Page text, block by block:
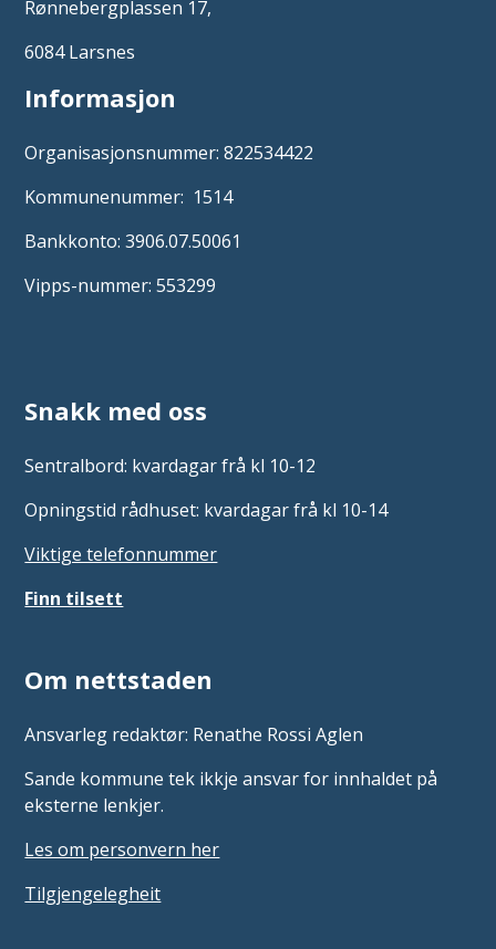
Rønnebergplassen 17,
6084 Larsnes
Informasjon
Organisasjonsnummer: 822534422
Kommunenummer: 1514
Bankkonto: 3906.07.50061
Vipps-nummer: 553299
Snakk med oss
Sentralbord: kvardagar frå kl 10-12
Opningstid rådhuset: kvardagar frå kl 10-14
Viktige telefonnummer
Finn tilsett
Om nettstaden
Ansvarleg redaktør: Renathe Rossi Aglen
Sande kommune tek ikkje ansvar for innhaldet på
eksterne lenkjer.
Les om personvern her
Tilgjengelegheit